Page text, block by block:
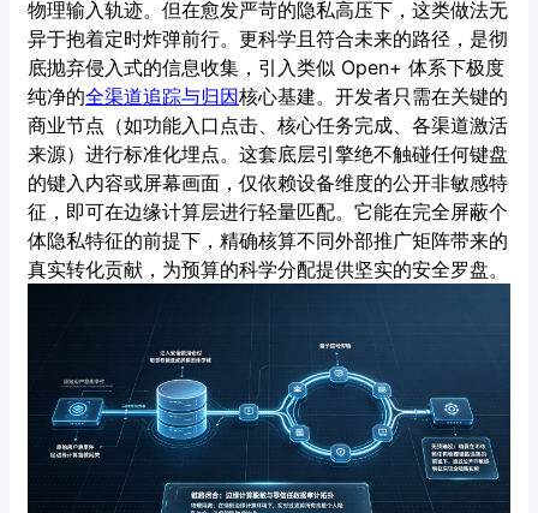
物理输入轨迹。但在愈发严苛的隐私高压下，这类做法无
异于抱着定时炸弹前行。更科学且符合未来的路径，是彻
底抛弃侵入式的信息收集，引入类似 Open+ 体系下极度
纯净的全渠道追踪与归因核心基建。开发者只需在关键的
商业节点（如功能入口点击、核心任务完成、各渠道激活
来源）进行标准化埋点。这套底层引擎绝不触碰任何键盘
的键入内容或屏幕画面，仅依赖设备维度的公开非敏感特
征，即可在边缘计算层进行轻量匹配。它能在完全屏蔽个
体隐私特征的前提下，精确核算不同外部推广矩阵带来的
真实转化贡献，为预算的科学分配提供坚实的安全罗盘。